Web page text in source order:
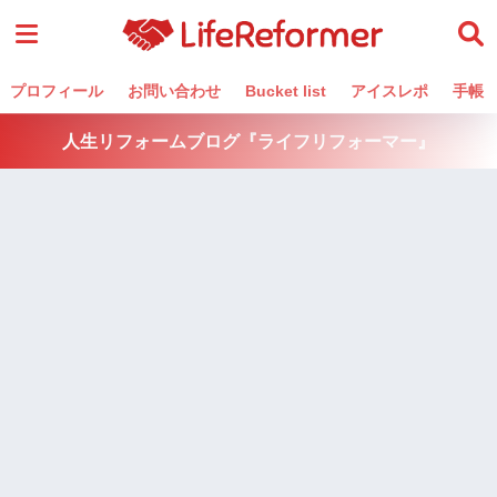
プロフィール お問い合わせ Bucket list アイスレポ 手帳
人生リフォームブログ『ライフリフォーマー』